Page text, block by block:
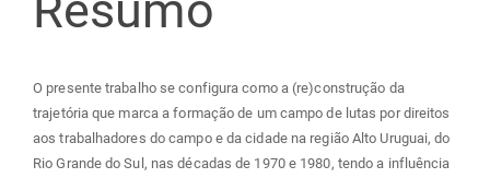
O presente trabalho se configura como a (re)construção da
trajetória que marca a formação de um campo de lutas por direitos
aos trabalhadores do campo e da cidade na região Alto Uruguai, do
Rio Grande do Sul, nas décadas de 1970 e 1980, tendo a influência